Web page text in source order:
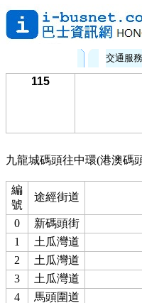
交通服
115
九龍城碼頭往中環(港澳碼
編
號
途經街道
0 新碼頭街
1
土瓜灣道
2
土瓜灣道
3
土瓜灣道
4
馬頭圍道